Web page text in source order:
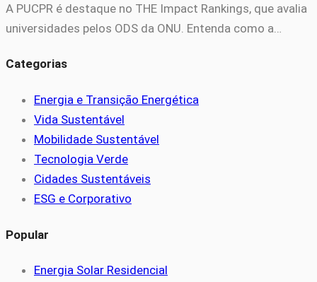
A PUCPR é destaque no THE Impact Rankings, que avalia
universidades pelos ODS da ONU. Entenda como a…
Categorias
Energia e Transição Energética
Vida Sustentável
Mobilidade Sustentável
Tecnologia Verde
Cidades Sustentáveis
ESG e Corporativo
Popular
Energia Solar Residencial